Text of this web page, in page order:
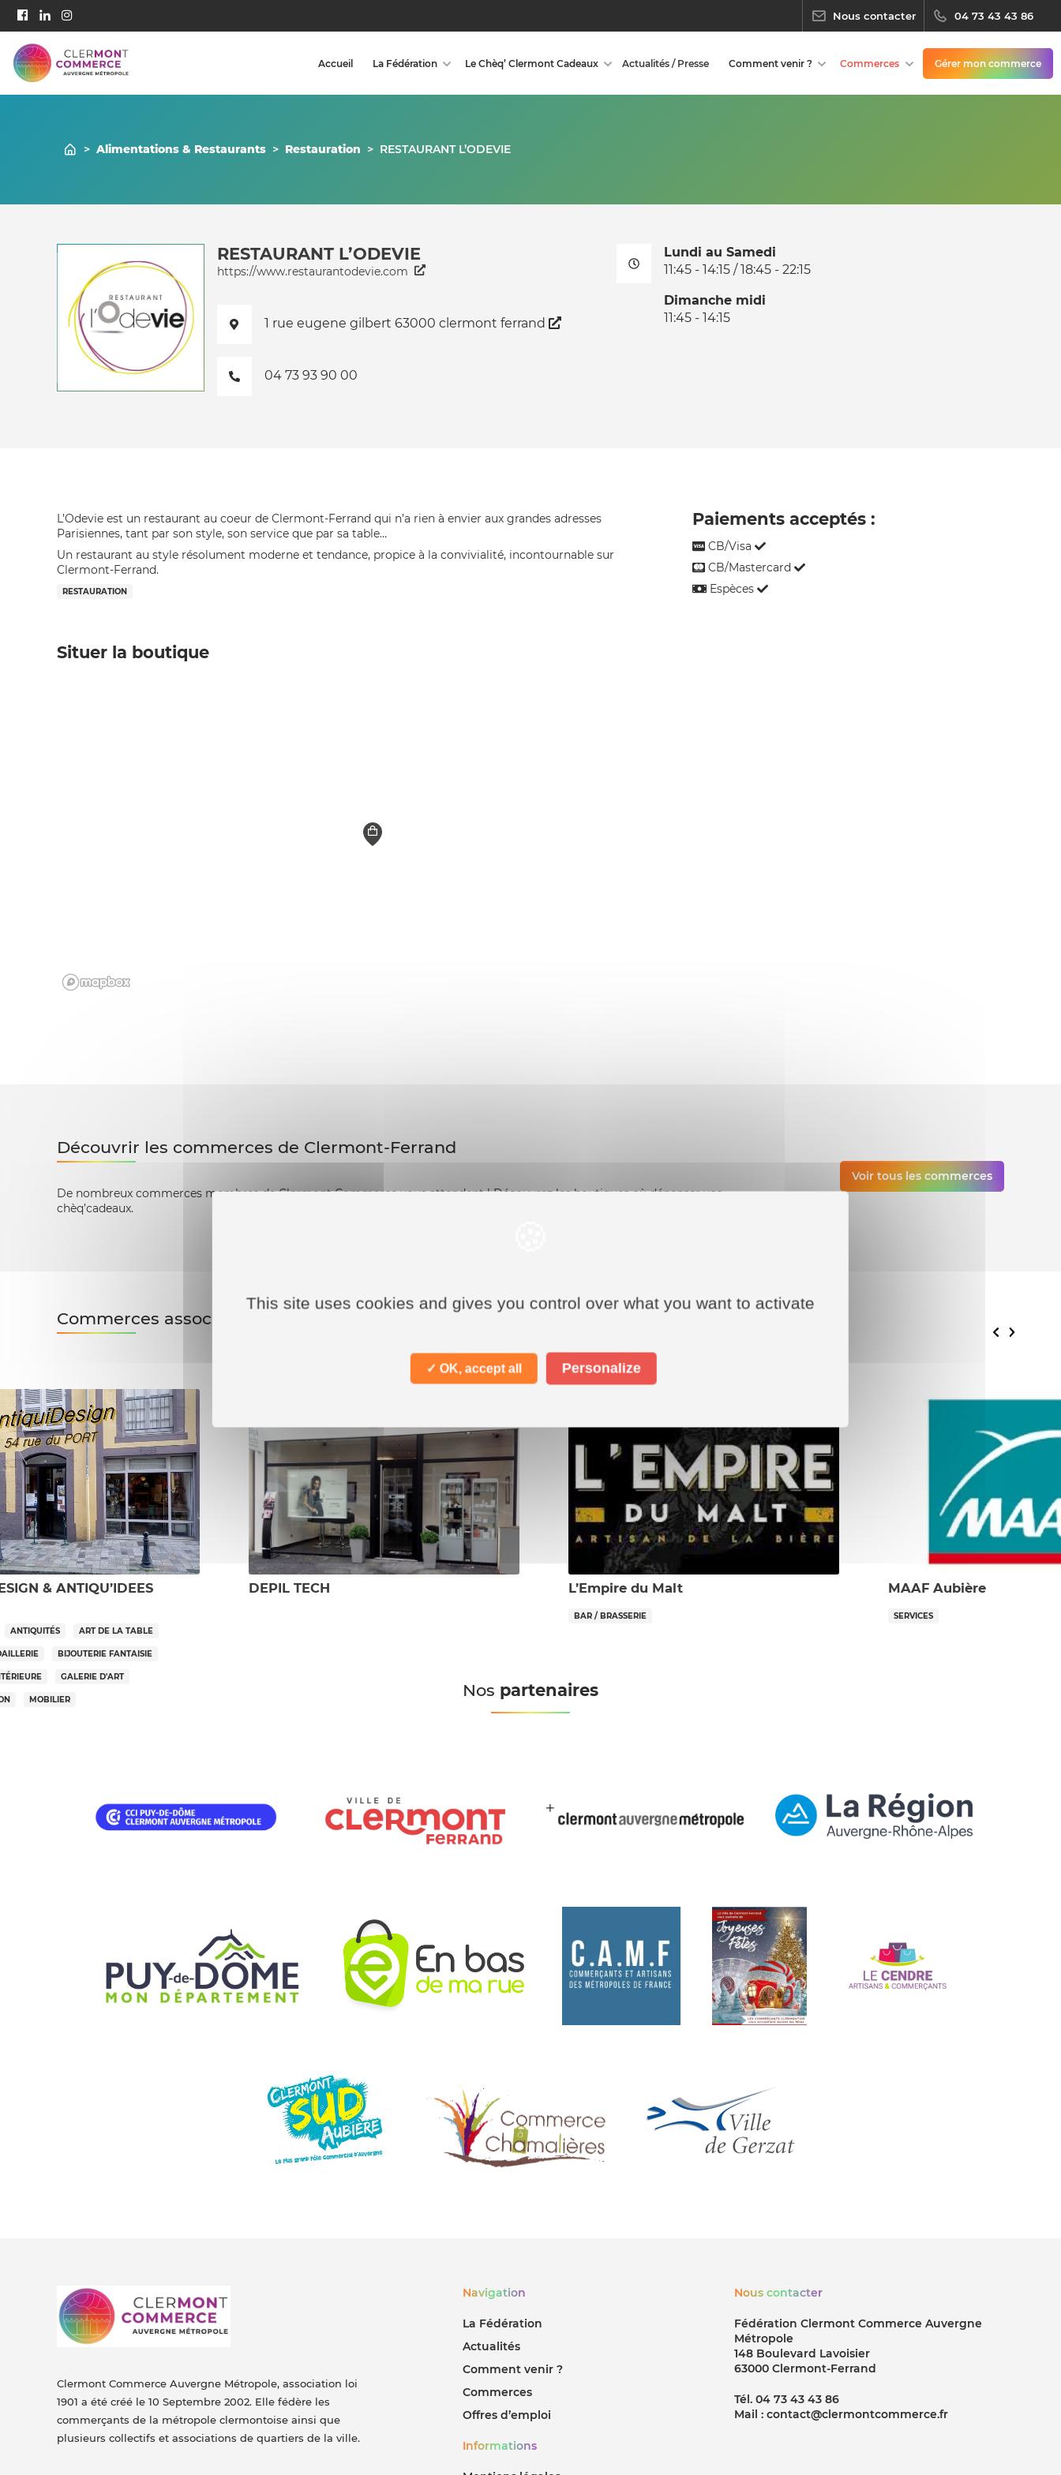
Nous contacter 04 73 43 43 86
Accueil La Fédération Le Chèq’ Clermont Cadeaux Actualités / Presse Comment venir ? Commerces Gérer mon commerce
> Alimentations & Restaurants > Restauration > RESTAURANT L’ODEVIE
RESTAURANT L’ODEVIE
https://www.restaurantodevie.com
1 rue eugene gilbert 63000 clermont ferrand
04 73 93 90 00
Lundi au Samedi
11:45 - 14:15 / 18:45 - 22:15
Dimanche midi
11:45 - 14:15
L’Odevie est un restaurant au coeur de Clermont-Ferrand qui n’a rien à envier aux grandes adresses
Parisiennes, tant par son style, son service que par sa table…
Un restaurant au style résolument moderne et tendance, propice à la convivialité, incontournable sur
Clermont-Ferrand.
RESTAURATION
Paiements acceptés :
CB/Visa
CB/Mastercard
Espèces
Situer la boutique
Découvrir les commerces de Clermont-Ferrand
De nombreux commerces membres de Clermont Commerce vous attendent ! Découvrez les boutiques où dépenser vos
chèq’cadeaux.
Voir tous les commerces
Commerces associés
& ANTIQU’IDEES
ANTIQUITÉS ART DE LA TABLE
BIJOUTERIE FANTAISIE
GALERIE D'ART
MOBILIER
DEPIL TECH L’Empire du Malt
BAR / BRASSERIE
MAAF Aubière
SERVICES
Nos partenaires
Clermont Commerce Auvergne Métropole, association loi
1901 a été créé le 10 Septembre 2002. Elle fédère les
commerçants de la métropole clermontoise ainsi que
plusieurs collectifs et associations de quartiers de la ville.
Navigation
La Fédération
Actualités
Comment venir ?
Commerces
Offres d’emploi
Informations
Nous contacter
Fédération Clermont Commerce Auvergne
Métropole
148 Boulevard Lavoisier
63000 Clermont-Ferrand
Tél. 04 73 43 43 86
Mail : contact@clermontcommerce.fr
This site uses cookies and gives you control over what you want to activate
✓ OK, accept all Personalize